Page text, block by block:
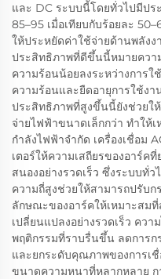
และ DC ระบบนี้โดยทั่วไปมีปร
85–95 เมื่อเทียบกับร้อยละ
ให้ประหยัดค่าใช้จ่ายด้านพลังง
ประสิทธิภาพที่ดีขึ้นนี้หมายควา
ความร้อนน้อยลงระหว่างการใ
ความร้อนและยืดอายุการใช้ง
ประสิทธิภาพที่สูงขึ้นนี้ยังช่วยให้
จ่ายไฟฟ้าขนาดเล็กกว่า ทำให้
กำลังไฟฟ้าจำกัด เครื่องเชื่อม
เตอร์ให้ความเสถียรของอาร์ค
สนองอย่างรวดเร็ว ซึ่งระบบทั่
ความถี่สูงช่วยให้สามารถปรับ
ลักษณะของอาร์คให้เหมาะสม
เปลี่ยนแปลงอย่างรวดเร็ว คว
พฤติกรรมที่ราบรื่นขึ้น ลดการก
และยกระดับคุณภาพของการเ
ขนาดความหนาที่หลากหลาย